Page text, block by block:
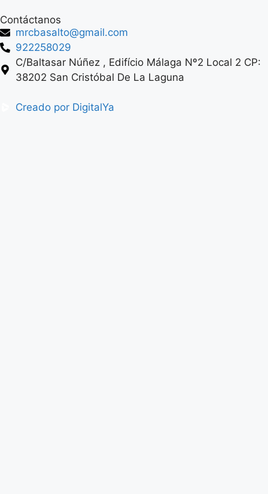
Contáctanos
mrcbasalto@gmail.com
922258029
C/Baltasar Núñez , Edifício Málaga Nº2 Local 2 CP:
38202 San Cristóbal De La Laguna
Creado por DigitalYa